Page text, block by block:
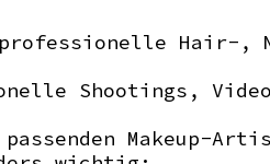
Hair-,
Shootings,
Makeup-